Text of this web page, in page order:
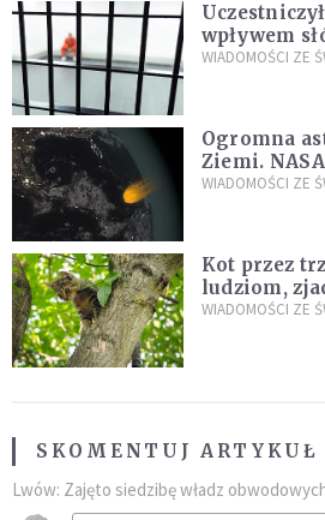
wpływem
zdanie
WIADOMOŚCI ZE
Ogromna
Ziemi.
zagrożenia
WIADOMOŚCI ZE
Kot przez
ludziom,
kaczki. W
WIADOMOŚCI ZE
SKOMENTUJ ARTYKUŁ
Lwów: Zajęto siedzibę władz